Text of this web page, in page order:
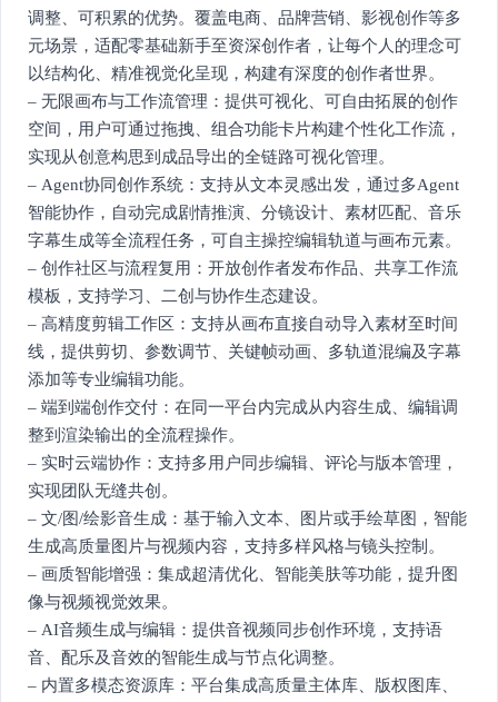
调整、可积累的优势。覆盖电商、品牌营销、影视创作等多
元场景，适配零基础新手至资深创作者，让每个人的理念可
以结构化、精准视觉化呈现，构建有深度的创作者世界。
– 无限画布与工作流管理：提供可视化、可自由拓展的创作
空间，用户可通过拖拽、组合功能卡片构建个性化工作流，
实现从创意构思到成品导出的全链路可视化管理。
– Agent协同创作系统：支持从文本灵感出发，通过多Agent
智能协作，自动完成剧情推演、分镜设计、素材匹配、音乐
字幕生成等全流程任务，可自主操控编辑轨道与画布元素。
– 创作社区与流程复用：开放创作者发布作品、共享工作流
模板，支持学习、二创与协作生态建设。
– 高精度剪辑工作区：支持从画布直接自动导入素材至时间
线，提供剪切、参数调节、关键帧动画、多轨道混编及字幕
添加等专业编辑功能。
– 端到端创作交付：在同一平台内完成从内容生成、编辑调
整到渲染输出的全流程操作。
– 实时云端协作：支持多用户同步编辑、评论与版本管理，
实现团队无缝共创。
– 文/图/绘影音生成：基于输入文本、图片或手绘草图，智能
生成高质量图片与视频内容，支持多样风格与镜头控制。
– 画质智能增强：集成超清优化、智能美肤等功能，提升图
像与视频视觉效果。
– AI音频生成与编辑：提供音视频同步创作环境，支持语
音、配乐及音效的智能生成与节点化调整。
– 内置多模态资源库：平台集成高质量主体库、版权图库、